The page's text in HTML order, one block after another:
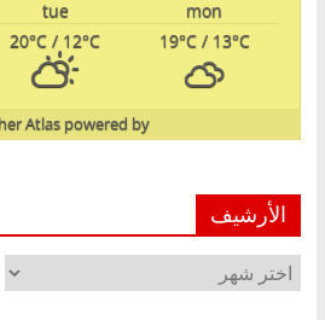
mon
tue
19°C/ 13°C
20°C / 12°C
powered by
Atlas
الأرشيف
الأرشيف